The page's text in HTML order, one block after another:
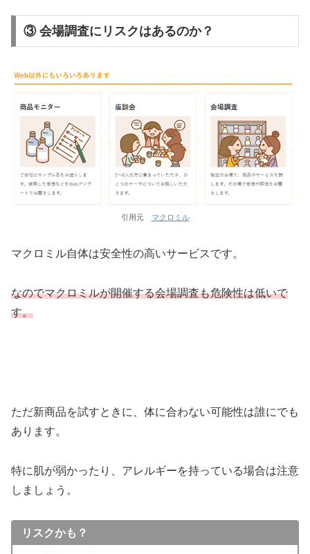
③ 会場調査にリスクはあるのか？
引用元 マクロミル
マクロミル自体は安全性の高いサービスです。
なのでマクロミルが開催する会場調査も危険性は低いで
す。
ただ新商品を試すときに、体に合わない可能性は誰にでも
あります。
特に肌が弱かったり、アレルギーを持っている場合は注意
しましょう。
リスクかも？